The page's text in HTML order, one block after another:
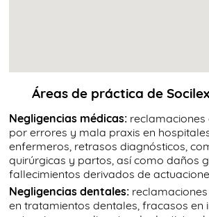
Áreas de práctica de
Negligencias médicas: reclamaciones
por errores y mala praxis en
enfermeros, retrasos diagnósticos,
quirúrgicas y partos, así como daños
fallecimientos derivados de
Negligencias dentales:
en tratamientos dentales, fracasos en